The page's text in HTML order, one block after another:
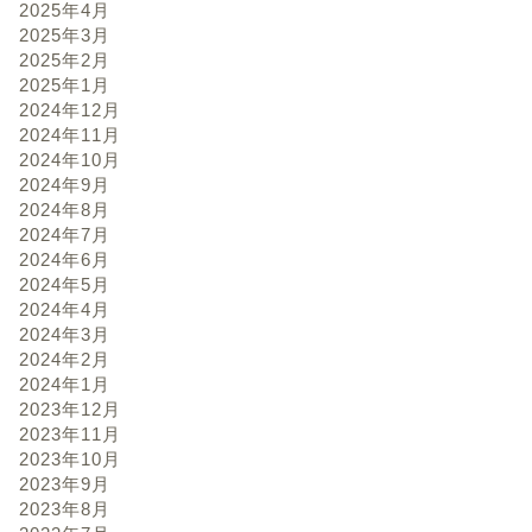
2025年4月
2025年3月
2025年2月
2025年1月
2024年12月
2024年11月
2024年10月
2024年9月
2024年8月
2024年7月
2024年6月
2024年5月
2024年4月
2024年3月
2024年2月
2024年1月
2023年12月
2023年11月
2023年10月
2023年9月
2023年8月